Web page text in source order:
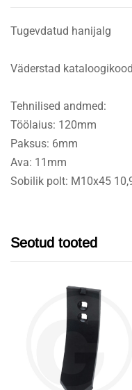
Tugevdatud hanijalg
Väderstad
Tehnilised andmed:
Töölaius: 120mm
Paksus: 6mm
Ava: 11mm
Sobilik polt: M10x45
Seotud tooted